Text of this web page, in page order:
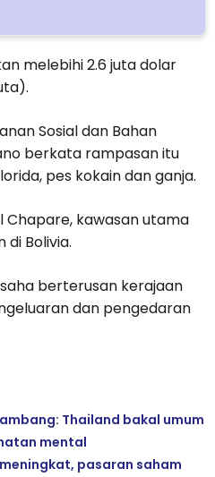
melebihi 2.6 juta dolar
Sosial dan Bahan
berkata rampasan itu
pes kokain dan ganja.
Chapare, kawasan utama
Bolivia.
berterusan kerajaan
dan pengedaran
Thailand bakal umum
mental
pasaran saham